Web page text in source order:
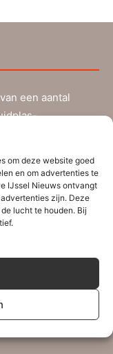
om deze website goed
en om advertenties te
IJssel Nieuws ontvangt
zijn. Deze
lucht te houden. Bij
een aantal
Ze
de inwoners uit
interessant is.
. Ook voor
gebruikt worden.